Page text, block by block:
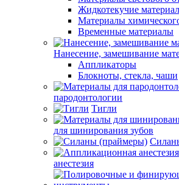
Жидкотекучие
Материалы
Временные материалы
Нанесение, замешивание
Аппликаторы
Блокноты, стекла, чаши
пародонтологии
Тигли
для шинирования зубов
анестезия